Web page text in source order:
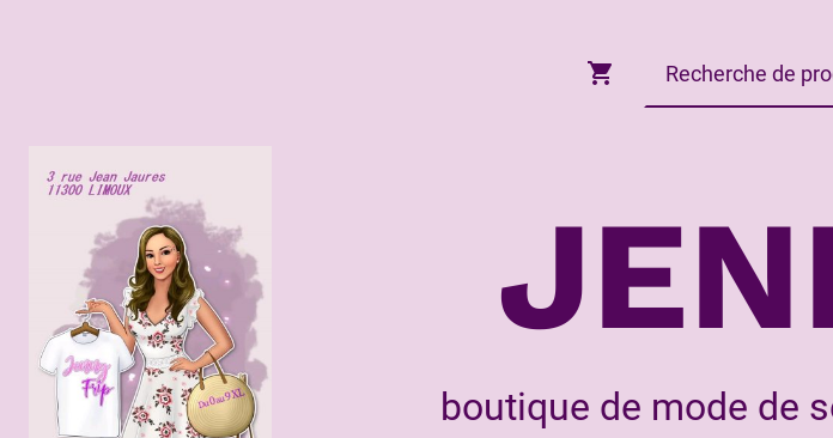
boutique de mode de